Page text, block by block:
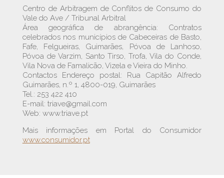
Centro de Arbitragem de Conflitos de Consumo do
Vale do Ave / Tribunal Arbitral
Área geográfica de abrangência: Contratos
celebrados nos municípios de Cabeceiras de Basto,
Fafe, Felgueiras, Guimarães, Póvoa de Lanhoso,
Póvoa de Varzim, Santo Tirso, Trofa, Vila do Conde,
Vila Nova de Famalicão, Vizela e Vieira do Minho.
Contactos Endereço postal: Rua Capitão Alfredo
Guimarães, n.º 1, 4800-019, Guimarães
Tel.: 253 422 410
E-mail: triave@gmail.com
Web: www.triave.pt
Mais informações em Portal do Consumidor
www.consumidor.pt